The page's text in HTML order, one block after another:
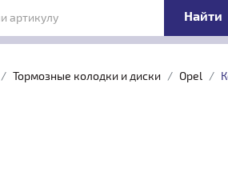
артикулу
Тормозные колодки и диски Opel